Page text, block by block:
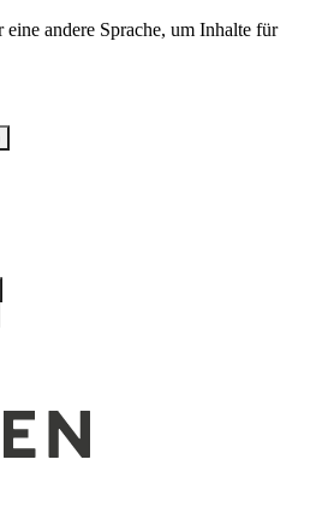
andere Sprache, um Inhalte für